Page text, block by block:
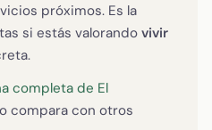
próximos. Es la
si estás valorando vivir
completa de El
o compara con otros